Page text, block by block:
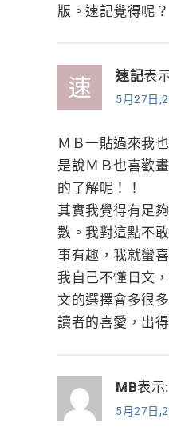
版。速記覺得呢？
速記表
5月27日
ＭＢ一貼過來我
是說ＭＢ也喜歡
的了解呢！！
其實我覺得有足
數。我對這點不
事有趣，我就蠻喜
我自己不懂日文
文的選擇會多很
讀者的喜愛，出
MB表示:
5月27日